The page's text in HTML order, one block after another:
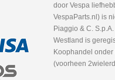
door Vespa
VespaParts.nl) is
Piaggio & C.
Westland is
Koophandel
(voorheen